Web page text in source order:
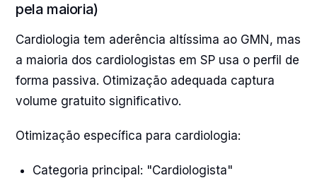
pela maioria)
Cardiologia tem aderência altíssima ao GMN, mas
a maioria dos cardiologistas em SP usa o perfil de
forma passiva. Otimização adequada captura
volume gratuito significativo.
Otimização específica para cardiologia:
Categoria principal: "Cardiologista"